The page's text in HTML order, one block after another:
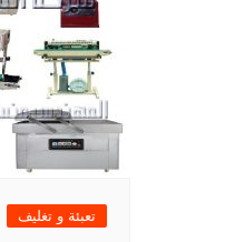
تعبئة و تغليف